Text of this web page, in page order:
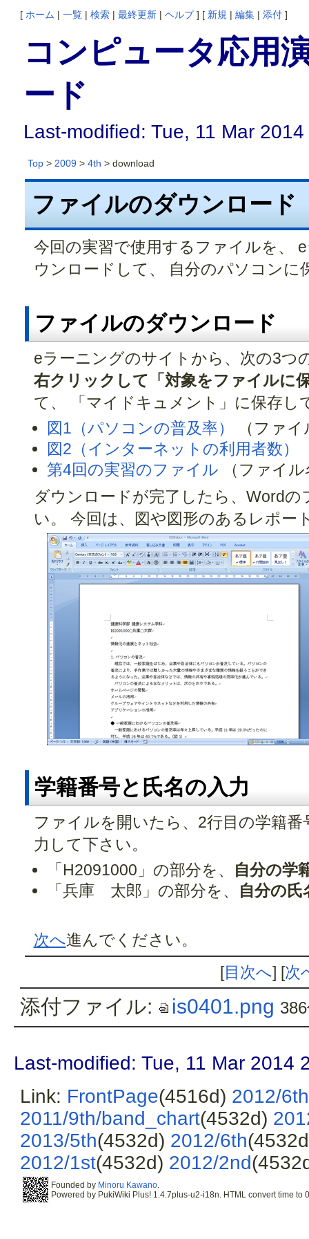
[ ホーム | 一覧 | 検索 | 最終更新 | ヘルプ] [ 新規 | 編集 | 添付 ]
コンピュータ応用
ード
Last-modified: Tue, 11 Mar
Top> 2009> 4th > download
ファイルのダウンロード
今回の実習で使用するファイルを、
ウンロードして、 自分のパソコンに
ファイルのダウンロード
eラーニングのサイトから、次の3つ
右クリックして「対象をファイルに
て、 「マイドキュメント」に保存し
図1（パソコンの普及率）
（ファ
図2（インターネットの利用者数）
第4回の実習のファイル （ファイ
ダウンロードが完了したら、Word
い。 今回は、図や図形のあるレポー
学籍番号と氏名の入力
ファイルを開いたら、2行目の学籍
力して下さい。
「H2091000」の部分を、
自分の学
「兵庫 太郎」の部分を、
自分の氏
次へ進んでください。
[目次へ] [次
添付ファイル: is0401.png
Last-modified: Tue, 11 Mar 2014
Link: FrontPage(4516d) 2012/
2011/9th/band_chart(4532d)
2013/5th(4532d) 2012/6th
2012/1st(4532d) 2012/2nd
Founded by Minoru Kawano.
Powered by PukiWiki Plus! 1.4.7plus-u2-i18n. HTML convert time to